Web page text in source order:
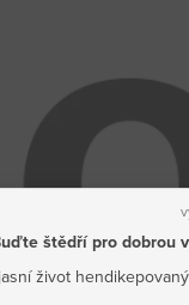
štědří pro dobrou
život